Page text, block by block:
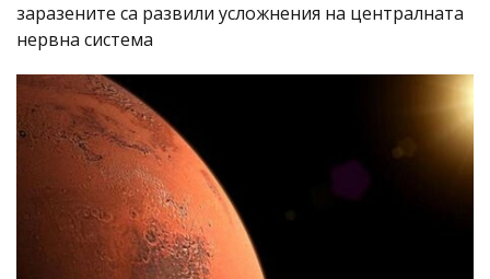
заразените са развили усложнения на централната
нервна система